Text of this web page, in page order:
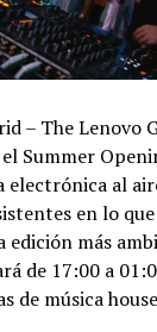
– The Lenovo
Summer
electrónica al
en lo
edición más
de 17:00 a
de música